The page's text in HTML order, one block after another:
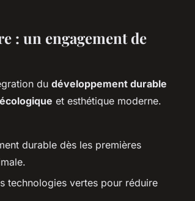
: un engagement de
du développement durable
et esthétique moderne.
durable dès les premières
technologies vertes pour réduire